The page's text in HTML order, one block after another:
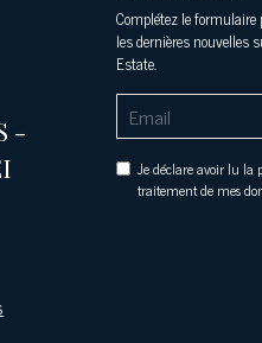
-
Complétez le formulaire
les dernières nouvelles
Estate.
Je déclare avoir lu la
traitement de mes